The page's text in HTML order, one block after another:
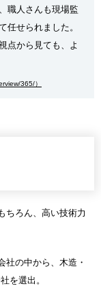
職人さんも現場監
任せられました。
点から見ても、よ
365/）
ちろん、高い技術力
社の中から、木造・
を選出。